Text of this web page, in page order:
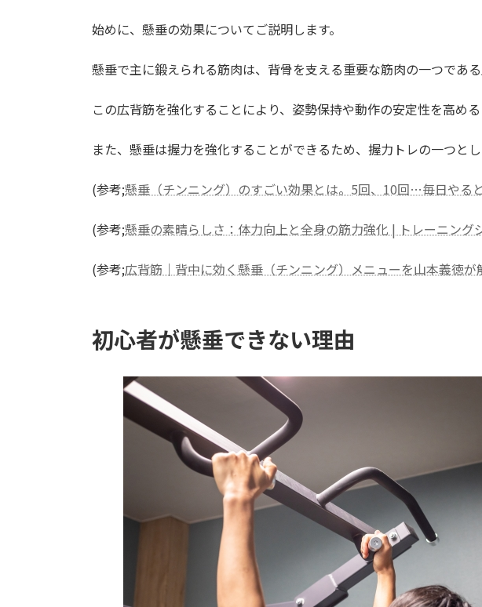
始めに、懸垂の効果についてご説明します。
懸垂で主に鍛えられる筋肉は、背骨を支える重要な筋肉の一つである
この広背筋を強化することにより、姿勢保持や動作の安定性を高める
また、懸垂は握力を強化することができるため、握力トレの一つとし
(参考;懸垂（チンニング）のすごい効果とは。5回、10回…毎日やる
(参考;懸垂の素晴らしさ：体力向上と全身の筋力強化 | トレーニング
(参考;広背筋｜背中に効く懸垂（チンニング）メニューを山本義徳が
初心者が懸垂できない理由